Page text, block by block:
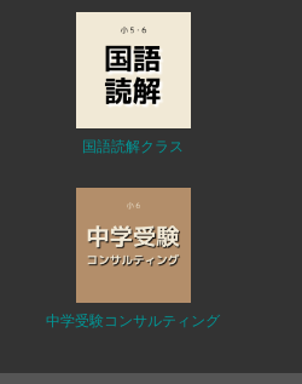
国語読解クラス
中学受験コンサルティング